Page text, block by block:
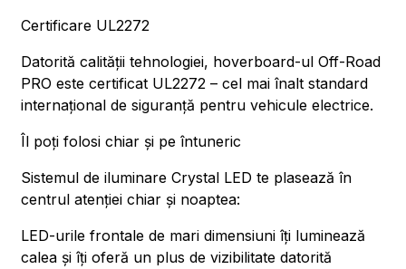
Certificare UL2272
Datorită calității tehnologiei, hoverboard-ul Off-Road
PRO este certificat UL2272 – cel mai înalt standard
internațional de siguranță pentru vehicule electrice.
Îl poți folosi chiar și pe întuneric
Sistemul de iluminare Crystal LED te plasează în
centrul atenției chiar și noaptea:
LED-urile frontale de mari dimensiuni îți luminează
calea și îți oferă un plus de vizibilitate datorită